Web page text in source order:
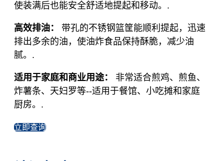
使装满后也能安全舒适地提起和移动。.
高效排油：
带孔的不锈钢篮筐能顺利提起，迅速
排出多余的油，使油炸食品保持酥脆，减少油
腻。.
适用于家庭和商业用途：
非常适合煎鸡、煎鱼、
炸薯条、天妇罗等--适用于餐馆、小吃摊和家庭
厨房。.
立即查询